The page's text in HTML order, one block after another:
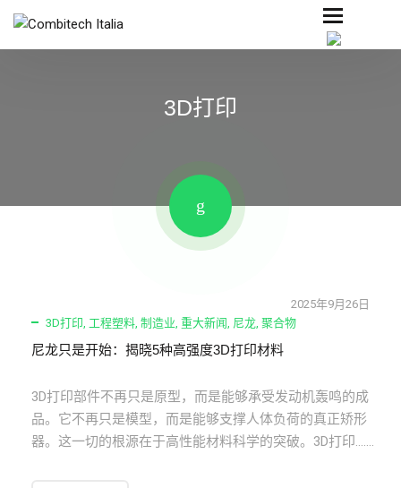
3D打印
2025年9月26日
3D打印, 工程塑料, 制造业, 重大新闻, 尼龙, 聚合物
尼龙只是开始：揭晓5种高强度3D打印材料
3D打印部件不再只是原型，而是能够承受发动机轰鸣的成
品。它不再只是模型，而是能够支撑人体负荷的真正矫形
器。这一切的根源在于高性能材料科学的突破。3D打印…….